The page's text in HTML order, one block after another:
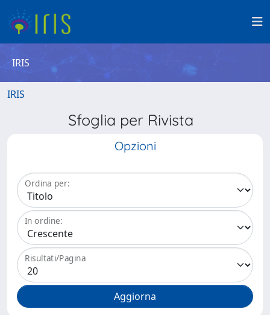
IRIS
IRIS
Sfoglia per Rivista
Opzioni
Ordina per:
In ordine:
Risultati/Pagina